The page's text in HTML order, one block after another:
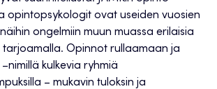
opintopsykologit ovat useiden vuosien
ongelmiin muun muassa erilaisia
tarjoamalla. Opinnot rullaamaan ja
kulkevia ryhmiä
– mukavin tuloksin ja